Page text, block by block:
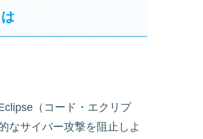
（コード・エクリプ
なサイバー攻撃を阻止しよ